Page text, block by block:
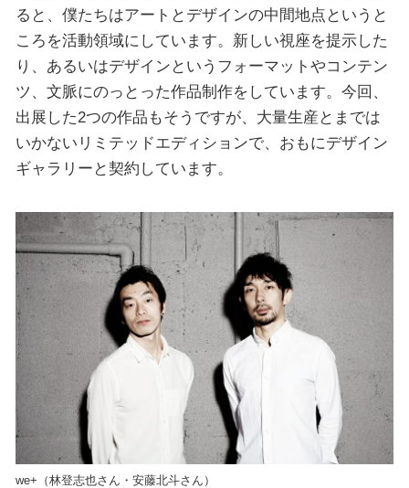
ると、僕たちはアートとデザインの中間地点というと
ころを活動領域にしています。新しい視座を提示した
り、あるいはデザインというフォーマットやコンテン
ツ、文脈にのっとった作品制作をしています。今回、
出展した2つの作品もそうですが、大量生産とまでは
いかないリミテッドエディションで、おもにデザイン
ギャラリーと契約しています。
we+（林登志也さん・安藤北斗さん）